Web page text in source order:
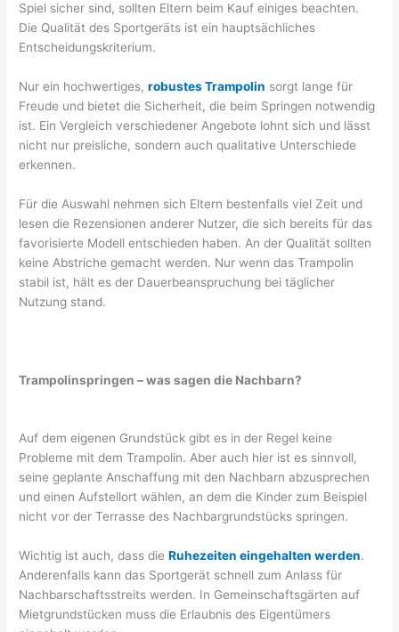
Spiel sicher sind, sollten Eltern beim Kauf einiges beachten.
Die Qualität des Sportgeräts ist ein hauptsächliches
Entscheidungskriterium.
Nur ein hochwertiges,robustes Trampolin sorgt lange für
Freude und bietet die Sicherheit, die beim Springen notwendig
ist. Ein Vergleich verschiedener Angebote lohnt sich und lässt
nicht nur preisliche, sondern auch qualitative Unterschiede
erkennen.
Für die Auswahl nehmen sich Eltern bestenfalls viel Zeit und
lesen die Rezensionen anderer Nutzer, die sich bereits für das
favorisierte Modell entschieden haben. An der Qualität sollten
keine Abstriche gemacht werden. Nur wenn das Trampolin
stabil ist, hält es der Dauerbeanspruchung bei täglicher
Nutzung stand.
Trampolinspringen – was sagen die Nachbarn?
Auf dem eigenen Grundstück gibt es in der Regel keine
Probleme mit dem Trampolin. Aber auch hier ist es sinnvoll,
seine geplante Anschaffung mit den Nachbarn abzusprechen
und einen Aufstellort wählen, an dem die Kinder zum Beispiel
nicht vor der Terrasse des Nachbargrundstücks springen.
Wichtig ist auch, dass dieRuhezeiten eingehalten werden.
Anderenfalls kann das Sportgerät schnell zum Anlass für
Nachbarschaftsstreits werden. In Gemeinschaftsgärten auf
Mietgrundstücken muss die Erlaubnis des Eigentümers